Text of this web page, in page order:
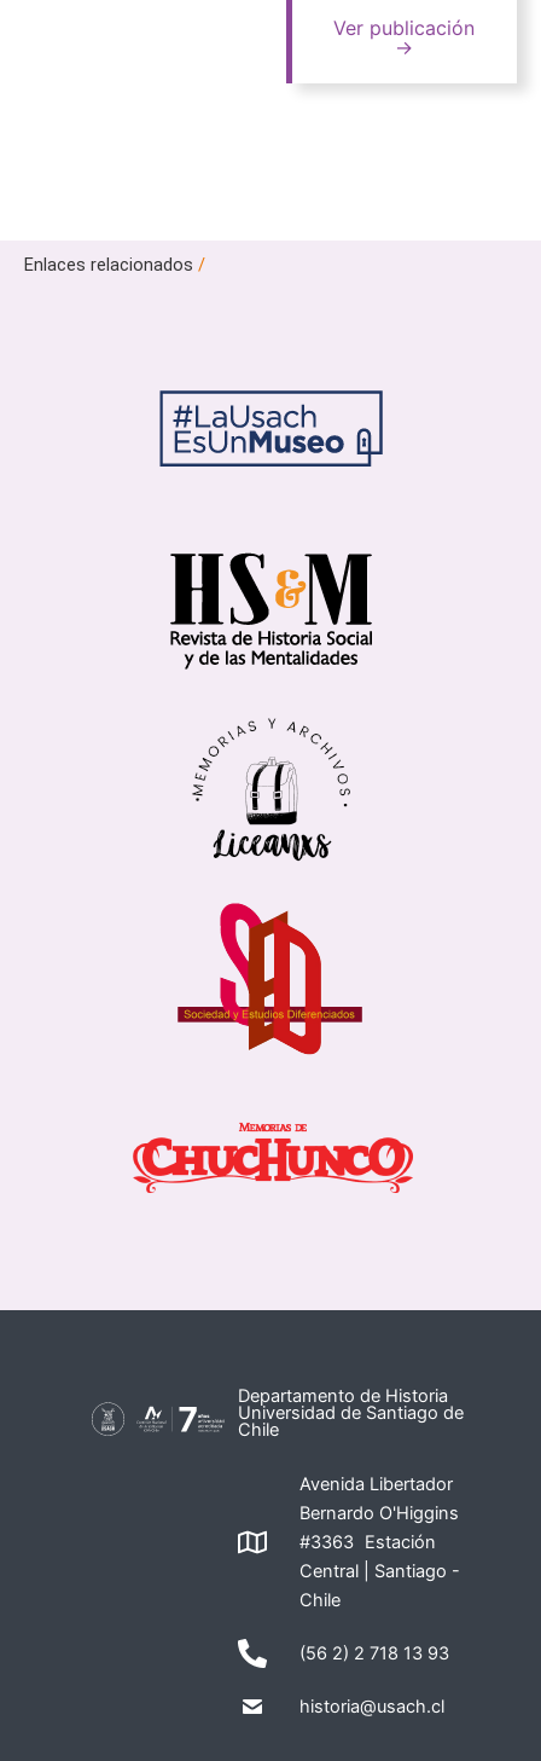
Ver publicación
→
Enlaces relacionados /
Departamento de Historia
Universidad de Santiago de
Chile
Avenida Libertador
Bernardo O'Higgins
#3363 Estación
Central | Santiago -
Chile
(56 2) 2 718 13 93
historia@usach.cl